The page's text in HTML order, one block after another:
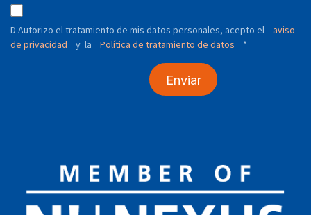
D Autorizo ​​el tratamiento de mis datos personales, acepto el
aviso
de privacidad
y la Política de tratamiento de datos *
Enviar